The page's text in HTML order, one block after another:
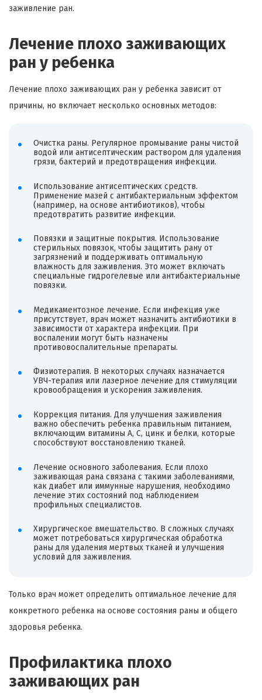
заживление ран.
Лечение плохо заживающих
ран у ребенка
Лечение плохо заживающих ран у ребенка зависит от
причины, но включает несколько основных методов:
Очистка раны. Регулярное промывание раны чистой
водой или антисептическим раствором для удаления
грязи, бактерий и предотвращения инфекции.
Использование антисептических средств.
Применение мазей с антибактериальным эффектом
(например, на основе антибиотиков), чтобы
предотвратить развитие инфекции.
Повязки и защитные покрытия. Использование
стерильных повязок, чтобы защитить рану от
загрязнений и поддерживать оптимальную
влажность для заживления. Это может включать
специальные гидрогелевые или антибактериальные
повязки.
Медикаментозное лечение. Если инфекция уже
присутствует, врач может назначить антибиотики в
зависимости от характера инфекции. При
воспалении могут быть назначены
противовоспалительные препараты.
Физиотерапия. В некоторых случаях назначается
УВЧ-терапия или лазерное лечение для стимуляции
кровообращения и ускорения заживления.
Коррекция питания. Для улучшения заживления
важно обеспечить ребенка правильным питанием,
включающим витамины A, C, цинк и белки, которые
способствуют восстановлению тканей.
Лечение основного заболевания. Если плохо
заживающая рана связана с такими заболеваниями,
как диабет или иммунные нарушения, необходимо
лечение этих состояний под наблюдением
профильных специалистов.
Хирургическое вмешательство. В сложных случаях
может потребоваться хирургическая обработка
раны для удаления мертвых тканей и улучшения
условий для заживления.
Только врач может определить оптимальное лечение для
конкретного ребенка на основе состояния раны и общего
здоровья ребенка.
Профилактика плохо
заживающих ран